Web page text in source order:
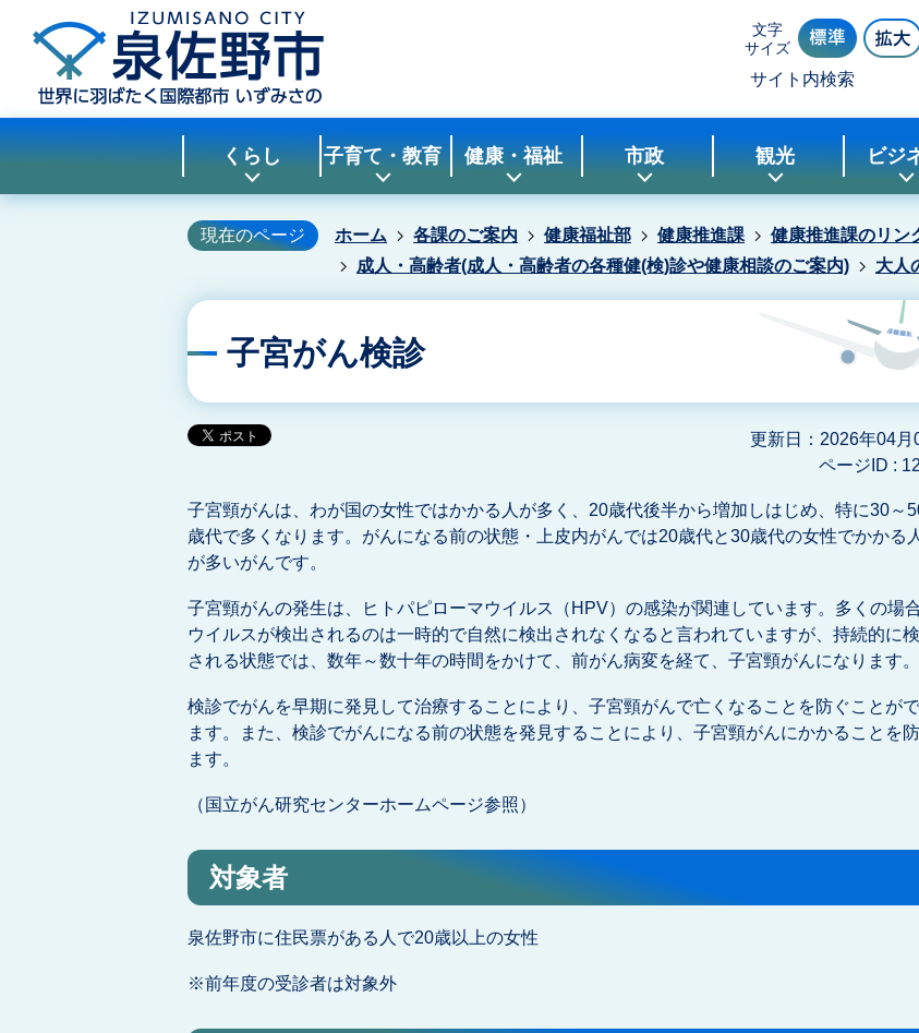
文字
サイズ
サイト内検索
くらし 子育て・教育 健康・福祉 市政 観光 ビジ
現在のページ ホーム 各課のご案内 健康福祉部 健康推進課
健康推進課のリン
成人・高齢者(成人・高齢者の各種健(検)診や健康相談のご案内)
大人
子宮がん検診
更新日：2026年04月
ページID :
子宮頸がんは、わが国の女性ではかかる人が多く、20歳代後半から増加しはじめ、特に30～
歳代で多くなります。がんになる前の状態・上皮内がんでは20歳代と30歳代の女性でかかる人
が多いがんです。
子宮頸がんの発生は、ヒトパピローマウイルス（HPV）の感染が関連しています。多くの場合
ウイルスが検出されるのは一時的で自然に検出されなくなると言われていますが、持続的に
される状態では、数年～数十年の時間をかけて、前がん病変を経て、子宮頸がんになります。
検診でがんを早期に発見して治療することにより、子宮頸がんで亡くなることを防ぐことが
ます。また、検診でがんになる前の状態を発見することにより、子宮頸がんにかかることを
ます。
（国立がん研究センターホームページ参照）
対象者
泉佐野市に住民票がある人で20歳以上の女性
※前年度の受診者は対象外